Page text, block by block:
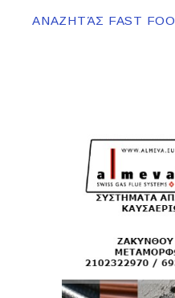
ΑΝΑΖΗΤΆΣ FAST